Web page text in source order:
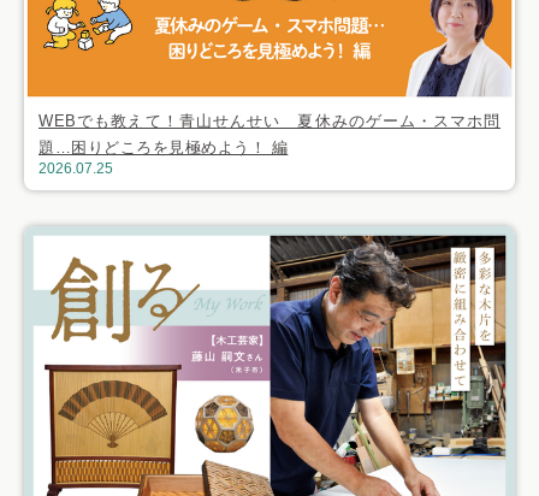
WEBでも教えて！青山せんせい 夏休みのゲーム・スマホ問
題…困りどころを見極めよう！ 編
2026.07.25